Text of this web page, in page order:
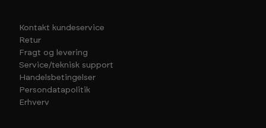
Kontakt kundeservice
Retur
Fragt og levering
Service/teknisk support
Handelsbetingelser
Persondatapolitik
Erhverv